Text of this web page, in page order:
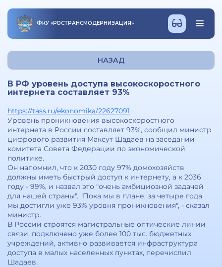
ФКУ «РОСТРАНСМОДЕРНИЗАЦИЯ»
НАЗАД
В РФ уровень доступа высокоскоростного
интернета составляет 93%
https://tass.ru/ekonomika/22627091
Уровень проникновения высокоскоростного
интернета в России составляет 93%, сообщил министр
цифрового развития Максут Шадаев на заседании
комитета Совета Федерации по экономической
политике.
Он напомнил, что к 2030 году 97% домохозяйств
должны иметь быстрый доступ к интернету, а к 2036
году - 99%, и назвал это "очень амбициозной задачей
для нашей страны". "Пока мы в плане, за четыре года
мы достигли уже 93% уровня проникновения", - сказал
министр.
В России строятся магистральные оптические линии
связи, подключено уже более 100 тыс. бюджетных
учреждений, активно развивается инфраструктура
доступа в малых населенных пунктах, перечислил
Шадаев.